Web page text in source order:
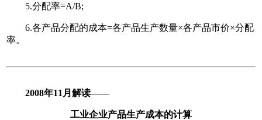
5.分配率=A/B;
6.各产品分配的成本=各产品生产数量×各产品市价×分配
率。
2008年11月解读——
工业企业产品生产成本的计算